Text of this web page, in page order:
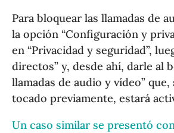
Para bloquear las llamadas de
la opción “Configuración y
en “Privacidad y seguridad”,
directos” y, desde ahí, darle al
llamadas de audio y vídeo” que,
tocado previamente, estará
Un caso similar se presentó